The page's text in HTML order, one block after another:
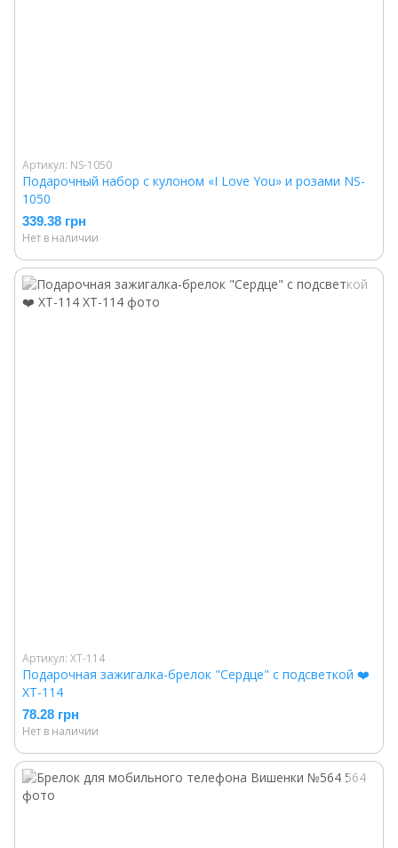
Артикул: NS-1050
Подарочный набор с кулоном «I Love You» и розами NS-
1050
339.38 грн
Нет в наличии
Артикул: XT-114
Подарочная зажигалка-брелок "Сердце" с подсветкой ❤️
XT-114
78.28 грн
Нет в наличии